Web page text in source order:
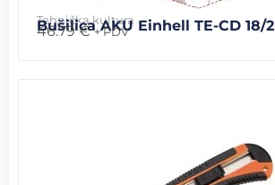
Tehnička kultura
Bušilica AKU Einhell TE-CD 18/2
46.79€ + PDV